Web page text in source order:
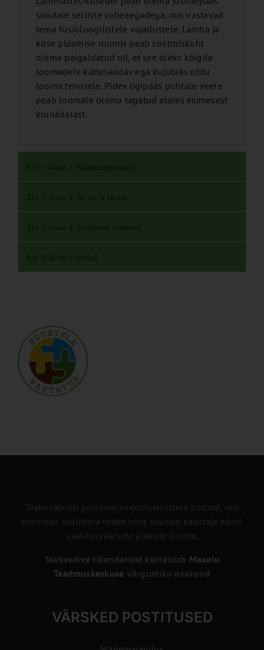
söödale selliste vaheaegadega, mis vastavad
tema füsioloogilistele vajadustele. Lamba ja
kitse pidamise ruumis peab söötmiskoht
olema paigaldatud nii, et see oleks kõigile
loomadele kättesaadav ega kujutaks ohtu
looma tervisele. Pidev ligipääs puhtale veele
peab loomale olema tagatud alates esimesest
elunädalast.
KM 11 Nõue 2: Pidamistingimused
KM 11 Nõue 3: Tervis ja heaolu
KM 13 Nõue 4: Tehnilised seadmed
KM 11 Nõue 5: Keelud
Teabesalv on põllumajandushuvilistele portaal, mis
koondab olulisima teabe ning suunab kasutaja edasi
usaldusväärsete allikate juurde.
Teabesalve täiendamist korraldab Maaelu
Teadmuskeskuse võrgustiku osakond
VÄRSKED POSTITUSED